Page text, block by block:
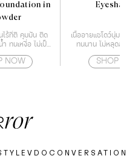
in
ไร้ที่ติ คุมมัน ติด
ทนเหงื่อ ไม่เป็น
NOW
เนื้ออายแชโดว์นุ่มละเอี
ทนนาน ไม่หลุดลอกร
SHOP
VDO CONVERSATION